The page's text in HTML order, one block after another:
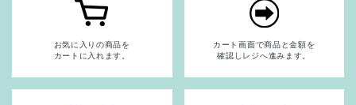
お気に入りの商品を
カートに入れます。
カート画面で商品と金額を
確認しレジへ進みます。